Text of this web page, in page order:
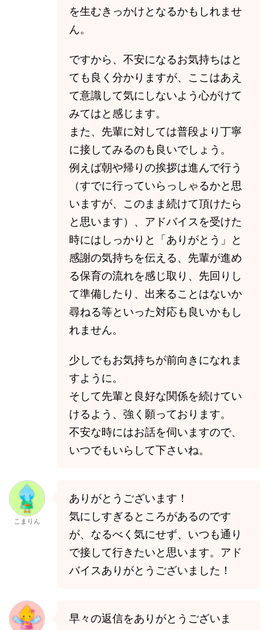
を生むきっかけとなるかもしれませ
ん。
ですから、不安になるお気持ちはと
ても良く分かりますが、ここはあえ
て意識して気にしないよう心がけて
みてはと感じます。
また、先輩に対しては普段より丁寧
に接してみるのも良いでしょう。
例えば朝や帰りの挨拶は進んで行う
（すでに行っていらっしゃるかと思
いますが、このまま続けて頂けたら
と思います）、アドバイスを受けた
時にはしっかりと「ありがとう」と
感謝の気持ちを伝える、先輩が進め
る保育の流れを感じ取り、先回りし
て準備したり、出来ることはないか
尋ねる等といった対応も良いかもし
れません。
少しでもお気持ちが前向きになれま
すように。
そして先輩と良好な関係を続けてい
けるよう、強く願っております。
不安な時にはお話を伺いますので、
いつでもいらして下さいね。
こまりん
ありがとうございます！
気にしすぎるところがあるのです
が、なるべく気にせず、いつも通り
で接して行きたいと思います。アド
バイスありがとうございました！
早々の返信をありがとうございま